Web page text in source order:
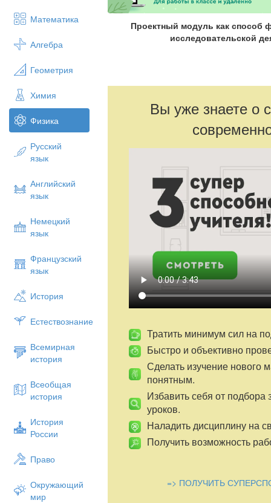
Математика
Алгебра
Геометрия
Химия
Физика
Русский
язык
Английский
язык
Немецкий
язык
Французский
язык
История
Естествознание
Всемирная
история
Всеобщая
история
История
России
Право
Окружающий
мир
Проектный модуль какспособ
исследовательской
Вы уже знаете о
Тратить минимум сил на
Быстро и объективно
Сделать изучение нового
понятным.
Избавить себя от подбора
уроков.
Наладить дисциплину на
Получить возможность
=> ПОЛУЧИТЬ